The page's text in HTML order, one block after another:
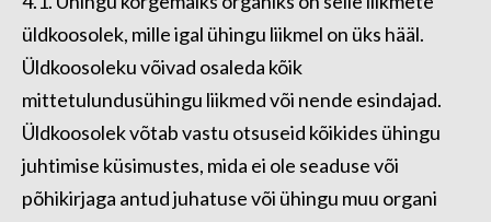
üldkoosolek, mille igal ühingu liikmel on üks hääl.
Üldkoosoleku võivad osaleda kõik
mittetulundusühingu liikmed või nende esindajad.
Üldkoosolek võtab vastu otsuseid kõikides ühingu
juhtimise küsimustes, mida ei ole seaduse või
põhikirjaga antud juhatuse või ühingu muu organi